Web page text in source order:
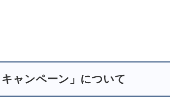
キャンペーン」について